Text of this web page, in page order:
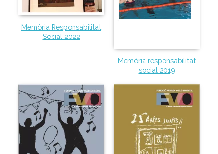
Notícies
Memòria Responsabilitat
Social 2022
Memòria responsabilitat
social 2019